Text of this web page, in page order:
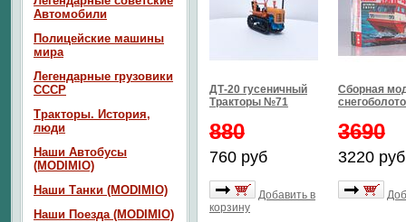
ДТ-20 гусеничный
Тракторы №71
880
760 руб
Добавить в
корзину
Сборная
3690
3220 руб
Автомобили
Полицейские машины
мира
Легендарные грузовики
СССР
Тракторы. История,
люди
Наши Автобусы
(MODIMIO)
Наши Танки (MODIMIO)
Наши Поезда (MODIMIO)